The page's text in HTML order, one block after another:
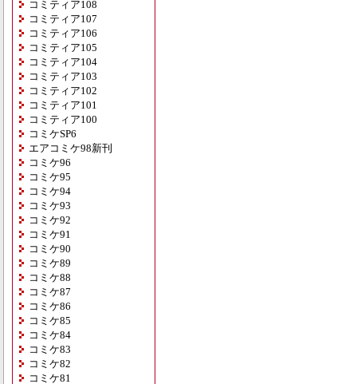
コミティア108
コミティア107
コミティア106
コミティア105
コミティア104
コミティア103
コミティア102
コミティア101
コミティア100
コミケSP6
エアコミケ98新刊
コミケ96
コミケ95
コミケ94
コミケ93
コミケ92
コミケ91
コミケ90
コミケ89
コミケ88
コミケ87
コミケ86
コミケ85
コミケ84
コミケ83
コミケ82
コミケ81